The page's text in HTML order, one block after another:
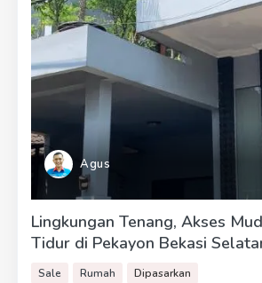
Agus
Lingkungan Tenang, Akses
Tidur di Pekayon Bekasi
Sale Rumah Dipasarkan